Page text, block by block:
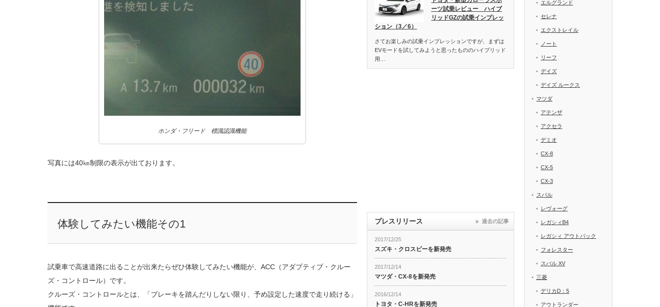
ホンダ・フリード 標識認識機能
写真には40㎞制限の表示が出ております。
体験してみたい機能その1
試乗車で高速道路に出ることが出来たらぜひ体験してみたい機能が、ACC（アダプティブ・クルー
ズ・コントロール）です。
クルーズ・コントロールとは、「ブレーキを踏んだりしない限り、予め設定した速度で走り続ける」
ーツ試乗レビュー ハイブ
リッドGZの試乗インプレッ
ション（3／6）
さてお楽しみの試乗インプレッションですが、まずは
EVモードを試してみようと思ったもののハイブリッド
用…
プレスリリース
2017/12/25
スズキ・クロスビーを新発売
2017/12/14
マツダ・CX-8を新発売
2016/12/14
トヨタ・C-HRを新発売
過去の記事
エルグランド
セレナ
エクストレイル
ノート
リーフ
デイズ
デイズ ルークス
マツダ
アテンザ
アクセラ
デミオ
CX-8
CX-5
CX-3
スバル
レヴォーグ
レガシィB4
レガシィ アウトバック
フォレスター
スバル XV
三菱
デリカD：5
アウトランダー